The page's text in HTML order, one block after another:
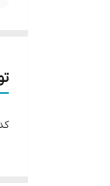
کد 3539 پیراهن ساحلی بیگ سایز آی یلدیز دوخت و کیفیت تضمینی تنخور عالی سایز 4 مناسب 44 تا 48 سایز 5